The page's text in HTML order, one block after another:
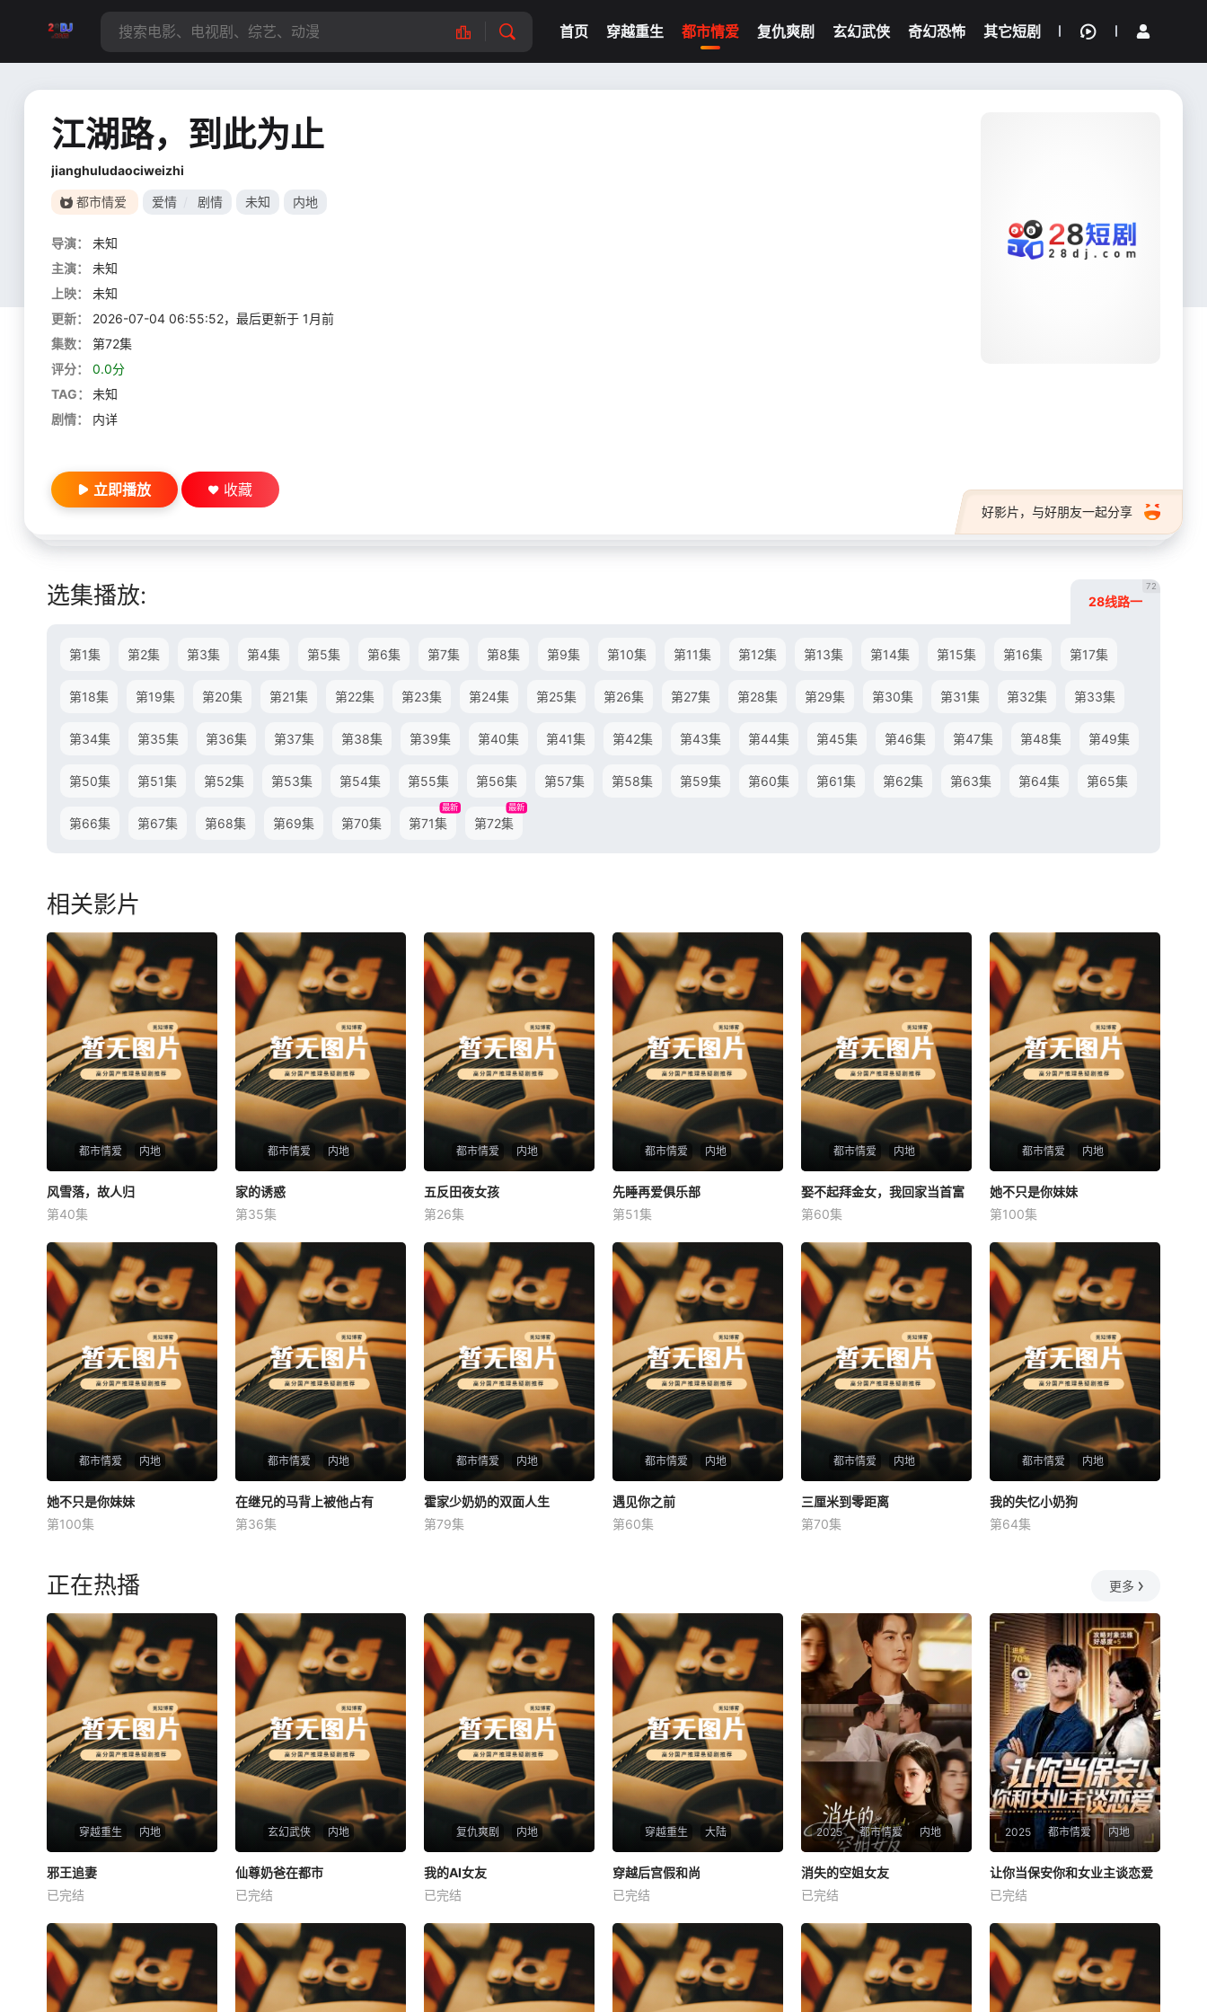
首页 穿越重生 都市情爱 复仇爽剧 玄幻武侠 奇幻恐怖 其它短剧
我的观影记录
江湖路，到此为止
jianghuludaociweizhi
都市情爱 爱情 剧情 未知 内地
导演：
未知
主演：
未知
上映：
未知
更新：
2026-07-04 06:55:52，最后更新于 1月前
集数：
第72集
评分：
0.0分
TAG：
未知
剧情：
内详
好影片，与好朋友一起分享
立即播放 收藏
选集播放: 28线路一
72
第1集 第2集 第3集 第4集 第5集 第6集 第7集 第8集 第9集 第10集 第11集 第12集 第13集 第14集 第15集 第16集 第17集
第18集 第19集 第20集 第21集 第22集 第23集 第24集 第25集 第26集 第27集 第28集 第29集 第30集 第31集 第32集 第33集
第34集 第35集 第36集 第37集 第38集 第39集 第40集 第41集 第42集 第43集 第44集 第45集 第46集 第47集 第48集 第49集
第50集 第51集 第52集 第53集 第54集 第55集 第56集 第57集 第58集 第59集 第60集 第61集 第62集 第63集 第64集 第65集
第66集 第67集 第68集 第69集 第70集 第71集
最新
第72集
最新
相关影片
都市情爱 内地
风雪落，故人归
未知
风雪落，故人归
第40集
都市情爱 内地
家的诱惑
未知
家的诱惑
第35集
都市情爱 内地
五反田夜女孩
未知
五反田夜女孩
第26集
都市情爱 内地
先睡再爱俱乐部
未知
先睡再爱俱乐部
第51集
都市情爱 内地
娶不起拜金女，我回家当首富
未知
娶不起拜金女，我回家当首富
第60集
都市情爱 内地
她不只是你妹妹
未知
她不只是你妹妹
第100集
都市情爱 内地
她不只是你妹妹
未知
她不只是你妹妹
第100集
都市情爱 内地
未知
在继兄的马背上被他占有
第36集
都市情爱 内地
霍家少奶奶的双面人生
未知
霍家少奶奶的双面人生
第79集
都市情爱 内地
遇见你之前
未知
遇见你之前
第60集
都市情爱 内地
三厘米到零距离
未知
三厘米到零距离
第70集
都市情爱 内地
我的失忆小奶狗
未知
我的失忆小奶狗
第64集
正在热播 更多
穿越重生 内地
邪王追妻
未知
邪王追妻
已完结
玄幻武侠 内地
仙尊奶爸在都市
未知
仙尊奶爸在都市
已完结
复仇爽剧 内地
我的AI女友
未知
我的AI女友
已完结
穿越重生 大陆
穿越后宫假和尚
未知
穿越后宫假和尚
已完结
2025 都市情爱 内地
消失的空姐女友
未知
消失的空姐女友
已完结
2025 都市情爱 内地
未知
让你当保安你和女业主谈恋爱
已完结